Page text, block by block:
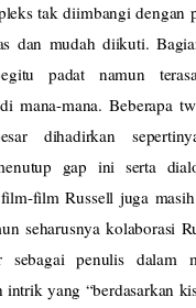
tak diimbangi dengan
dan mudah diikuti.
padat namun
mana-mana. Beberapa
dihadirkan
gap ini serta
film Russell juga
seharusnya kolaborasi
sebagai penulis dalam
intrik yang “berdasarkan